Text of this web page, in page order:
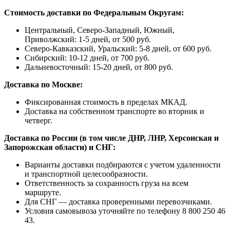
Стоимость доставки по Федеральным Округам:
Центральный, Северо-Западный, Южный,
Приволжский: 1-5 дней, от 500 руб.
Северо-Кавказский, Уральский: 5-8 дней, от 600 руб.
Сибирский: 10-12 дней, от 700 руб.
Дальневосточный: 15-20 дней, от 800 руб.
Доставка по Москве:
Фиксированная стоимость в пределах МКАД.
Доставка на собственном транспорте во вторник и
четверг.
Доставка по России (в том числе ДНР, ЛНР, Херсонская и
Запорожская области) и СНГ:
Варианты доставки подбираются с учетом удаленности
и транспортной целесообразности.
Ответственность за сохранность груза на всем
маршруте.
Для СНГ — доставка проверенными перевозчиками.
Условия самовывоза уточняйте по телефону 8 800 250 46
43.